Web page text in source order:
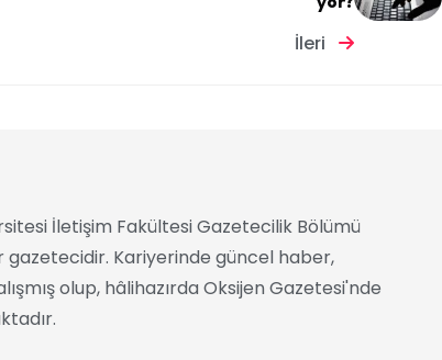
İleri
İletişim Fakültesi Gazetecilik Bölümü
gazetecidir. Kariyerinde güncel haber,
olup, hâlihazırda Oksijen Gazetesi'nde